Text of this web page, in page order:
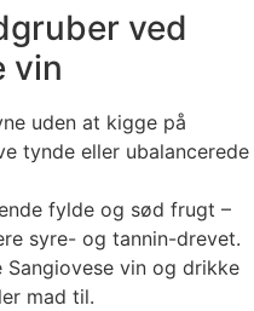
ved
vin
uden at kigge på
tynde eller ubalancerede
fylde og sød frugt –
syre- og tannin-drevet.
vin og drikke
mad til.